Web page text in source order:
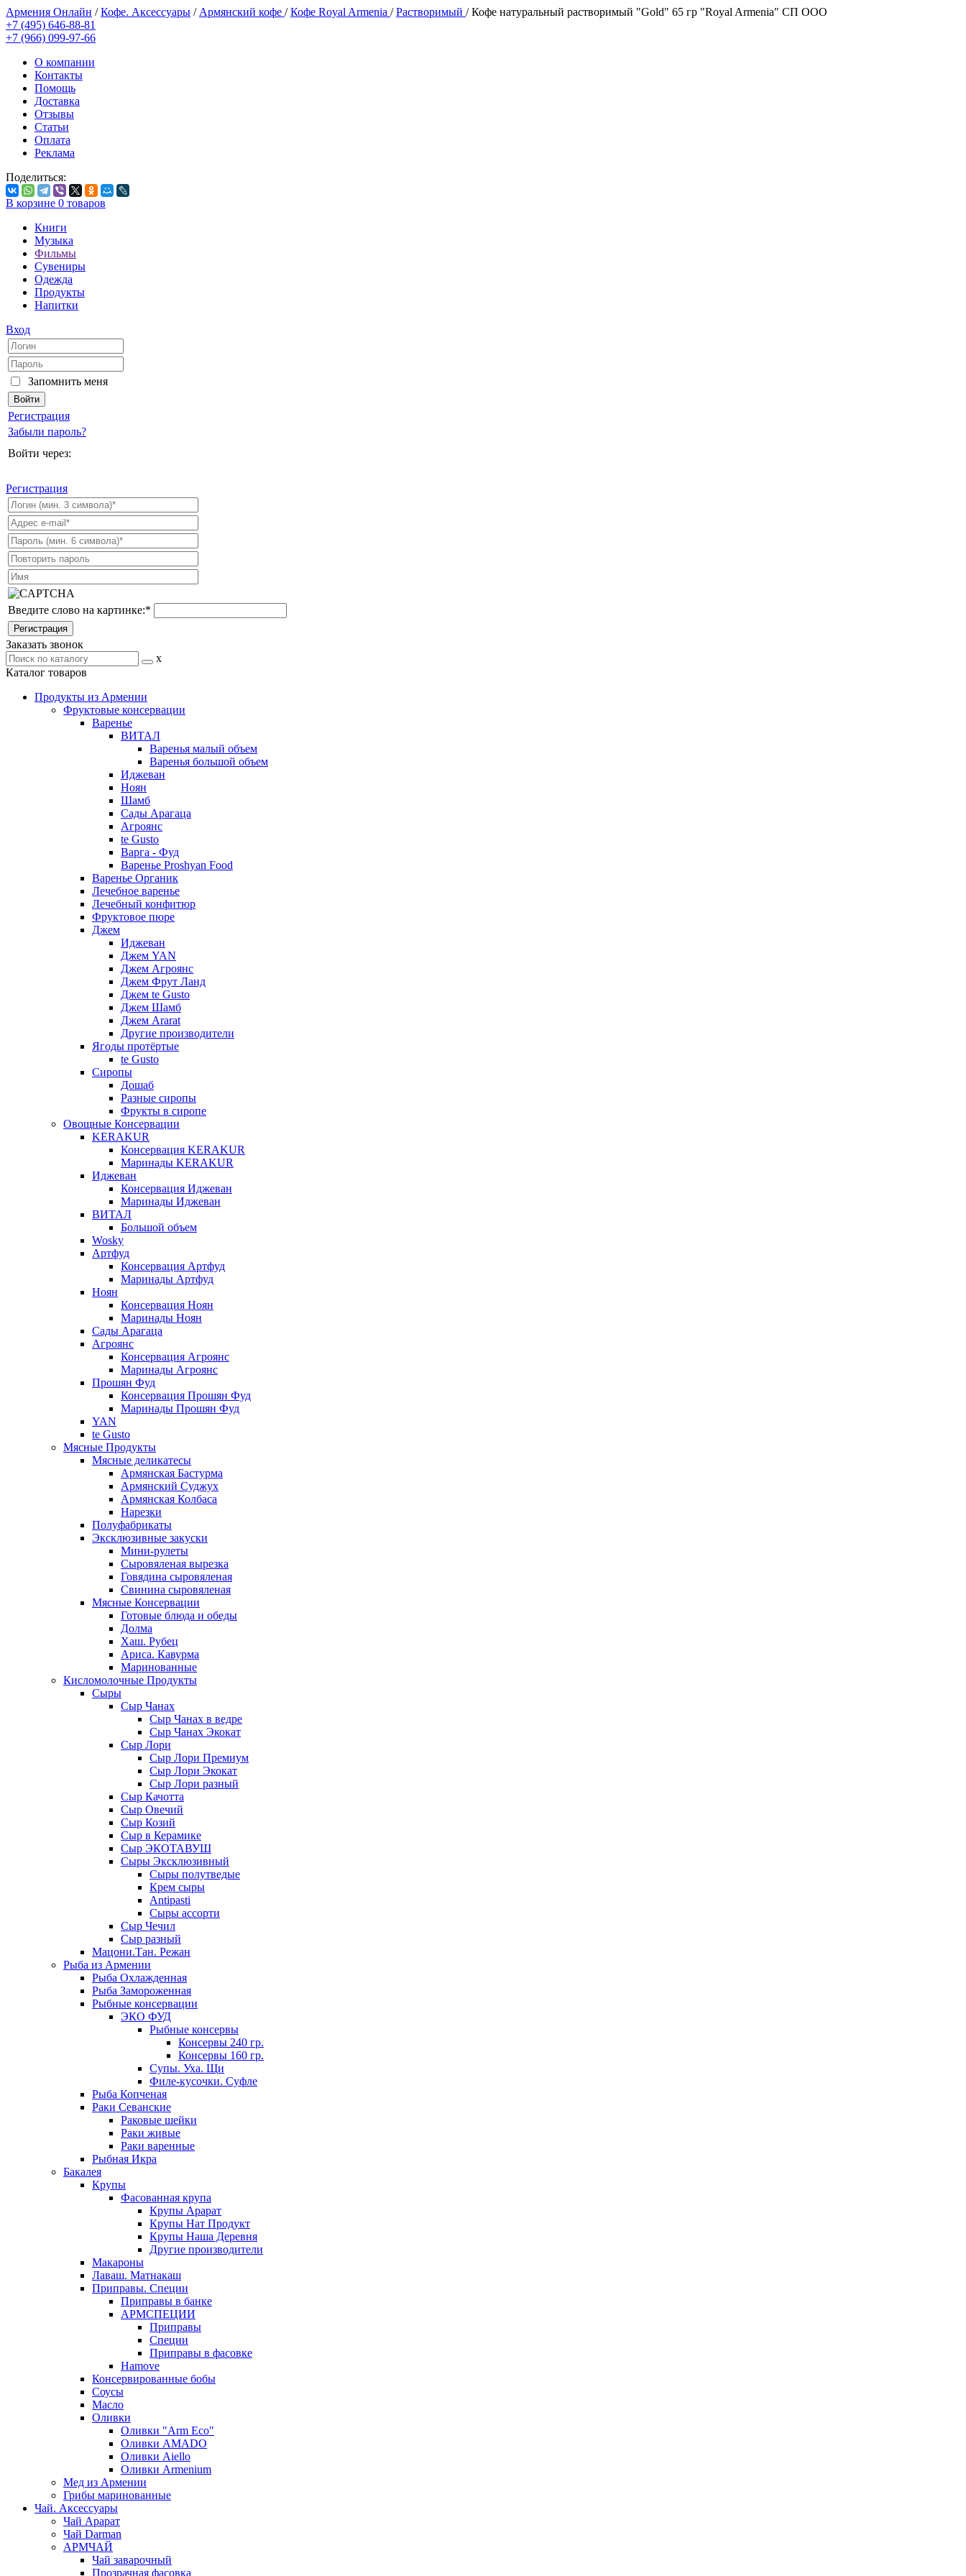
Армения Онлайн /Кофе. Аксессуары / Армянский кофе /Кофе Royal Armenia /Растворимый /Кофе натуральный растворимый "Gold" 65 гр "Royal Armenia" СП ООО
+7 (495) 646-88-81
+7 (966) 099-97-66
О компании
Контакты
Помощь
Доставка
Отзывы
Статьи
Оплата
Реклама
Поделиться:
В корзине 0 товаров
Книги
Музыка
Фильмы
Сувениры
Одежда
Продукты
Напитки
Вход
Запомнить меня
Регистрация
Забыли пароль?
Войти через:
Регистрация
Введите слово на картинке:*
Заказать звонок
x
Каталог товаров
Продукты из Армении
Фруктовые консервации
Варенье
ВИТАЛ
Варенья малый объем
Варенья большой объем
Иджеван
Ноян
Шамб
Сады Арагаца
Агроянс
te Gusto
Варга - Фуд
Варенье Proshyan Food
Варенье Органик
Лечебное варенье
Лечебный конфитюр
Фруктовое пюре
Джем
Иджеван
Джем YAN
Джем Агроянс
Джем Фрут Ланд
Джем te Gusto
Джем Шамб
Джем Ararat
Другие производители
Ягоды протёртые
te Gusto
Сиропы
Дошаб
Разные сиропы
Фрукты в сиропе
Овощные Консервации
KERAKUR
Консервация KERAKUR
Маринады KERAKUR
Иджеван
Консервация Иджеван
Маринады Иджеван
ВИТАЛ
Большой объем
Wosky
Артфуд
Консервация Артфуд
Маринады Артфуд
Ноян
Консервация Ноян
Маринады Ноян
Сады Арагаца
Агроянс
Консервация Агроянс
Маринады Агроянс
Прошян Фуд
Консервация Прошян Фуд
Маринады Прошян Фуд
YAN
te Gusto
Мясные Продукты
Мясные деликатесы
Армянская Бастурма
Армянский Суджух
Армянская Колбаса
Нарезки
Полуфабрикаты
Эксклюзивные закуски
Мини-рулеты
Сыровяленая вырезка
Говядина сыровяленая
Свинина сыровяленая
Мясные Консервации
Готовые блюда и обеды
Долма
Хаш. Рубец
Ариса. Кавурма
Маринованные
Кисломолочные Продукты
Сыры
Сыр Чанах
Сыр Чанах в ведре
Сыр Чанах Экокат
Сыр Лори
Сыр Лори Премиум
Сыр Лори Экокат
Сыр Лори разный
Сыр Качотта
Сыр Овечий
Сыр Козий
Сыр в Керамике
Сыр ЭКОТАВУШ
Сыры Эксклюзивный
Сыры полутведые
Крем сыры
Antipasti
Сыры ассорти
Сыр Чечил
Сыр разный
Мацони.Тан. Режан
Рыба из Армении
Рыба Охлажденная
Рыба Замороженная
Рыбные консервации
ЭКО ФУД
Рыбные консервы
Консервы 240 гр.
Консервы 160 гр.
Супы. Уха. Щи
Филе-кусочки. Суфле
Рыба Копченая
Раки Севанские
Раковые шейки
Раки живые
Раки варенные
Рыбная Икра
Бакалея
Крупы
Фасованная крупа
Крупы Арарат
Крупы Нат Продукт
Крупы Наша Деревня
Другие производители
Макароны
Лаваш. Матнакаш
Приправы. Специи
Приправы в банке
АРМСПЕЦИИ
Приправы
Специи
Приправы в фасовке
Hamove
Консервированные бобы
Соусы
Масло
Оливки
Оливки "Arm Eco"
Оливки AMADO
Оливки Aiello
Оливки Armenium
Мед из Армении
Грибы маринованные
Чай. Аксессуары
Чай Арарат
Чай Darman
АРМЧАЙ
Чай заварочный
Прозрачная фасовка